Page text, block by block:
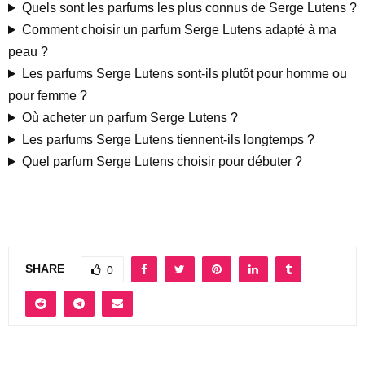
Quels sont les parfums les plus connus de Serge Lutens ?
Comment choisir un parfum Serge Lutens adapté à ma
peau ?
Les parfums Serge Lutens sont-ils plutôt pour homme ou
pour femme ?
Où acheter un parfum Serge Lutens ?
Les parfums Serge Lutens tiennent-ils longtemps ?
Quel parfum Serge Lutens choisir pour débuter ?
SHARE 0